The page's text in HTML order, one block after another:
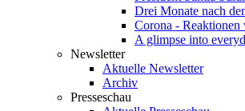
Drei Monate nach
Corona -
A glimpse into
Newsletter
Aktuelle Newsletter
Archiv
Presseschau